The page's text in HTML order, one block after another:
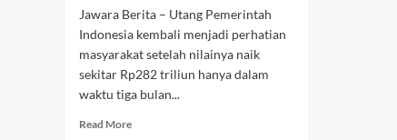
Jawara Berita – Utang Pemerintah
Indonesia kembali menjadi perhatian
masyarakat setelah nilainya naik
sekitar Rp282 triliun hanya dalam
waktu tiga bulan...
Read MoreRead